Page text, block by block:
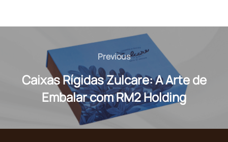
Post
Previous
Previous
Caixas Rígidas Zulcare: A Arte de
Embalar com RM2 Holding